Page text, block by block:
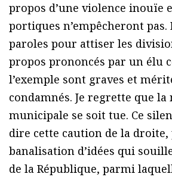
propos d’une violence inouïe
portiques n’empêcheront pas.
paroles pour attiser les
propos prononcés par un élu
l’exemple sont graves et
condamnés. Je regrette que
municipale se soit tue. Ce
dire cette caution de la
banalisation d’idées qui
de la République, parmi